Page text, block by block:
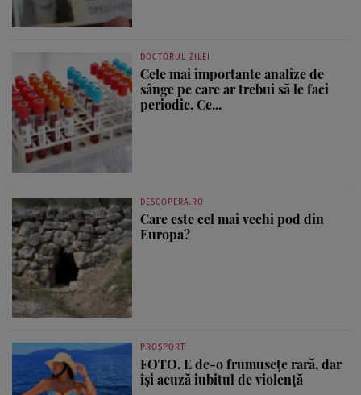
DOCTORUL ZILEI
Cele mai importante analize de
sânge pe care ar trebui să le faci
periodic. Ce...
DESCOPERA.RO
Care este cel mai vechi pod din
Europa?
PROSPORT
FOTO. E de-o frumusețe rară, dar
își acuză iubitul de violență